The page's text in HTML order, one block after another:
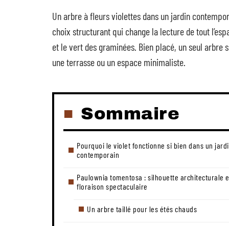
Un arbre à fleurs violettes dans un jardin
choix structurant qui change la lecture de tout
et le vert des graminées. Bien placé, un seul
une terrasse ou un espace minimaliste.
Sommaire
Pourquoi le violet fonctionne si bien dans un
contemporain
Paulownia tomentosa : silhouette architecturale
floraison spectaculaire
Un arbre taillé pour les étés chauds